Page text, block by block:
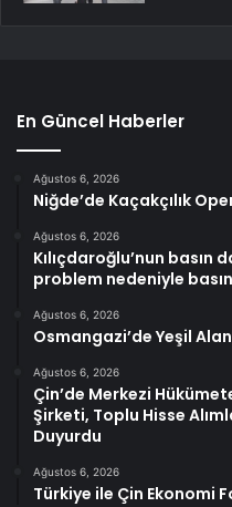
En Güncel Haberler
Ağustos 6, 2026
Niğde’de Kaçakçılık
Ağustos 6, 2026
Kılıçdaroğlu’nun basın
problem nedeniyle
Ağustos 6, 2026
Osmangazi’de Yeşil
Ağustos 6, 2026
Çin’de Merkezi
Şirketi, Toplu Hisse
Duyurdu
Ağustos 6, 2026
Türkiye ile Çin Ekonomi